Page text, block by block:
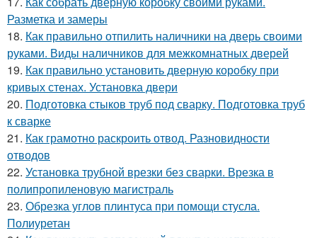
Разметка и замеры
18. Как правильно отпилить наличники на дверь своими
руками. Виды наличников для межкомнатных дверей
19. Как правильно установить дверную коробку при
кривых стенах. Установка двери
20. Подготовка стыков труб под сварку. Подготовка труб
к сварке
21. Как грамотно раскроить отвод. Разновидности
отводов
22. Установка трубной врезки без сварки. Врезка в
полипропиленовую магистраль
23. Обрезка углов плинтуса при помощи стусла.
Полиуретан